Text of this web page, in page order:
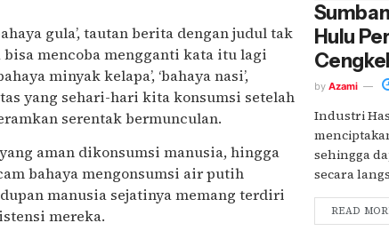
gula’, tautan berita dengan judul tak
mencoba mengganti kata itu lagi
minyak kelapa’, ‘bahaya nasi’,
yang sehari-hari kita konsumsi setelah
serentak bermunculan.
aman dikonsumsi manusia, hingga
bahaya mengonsumsi air putih
manusia sejatinya memang terdiri
mereka.
Hulu
by Azami
Industri
sehingga
secara
READ